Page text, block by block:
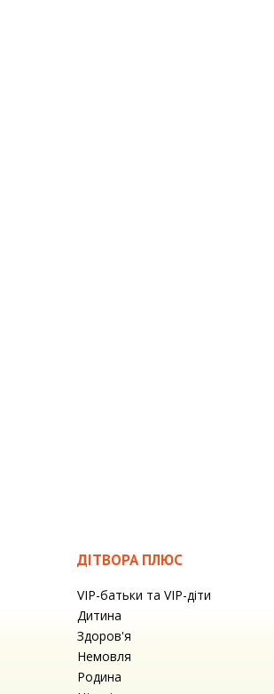
ДІТВОРА ПЛЮС
VIP-батьки та VIP-діти
Дитина
Здоров'я
Немовля
Родина